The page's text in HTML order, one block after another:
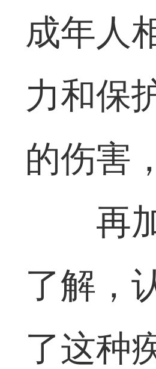
成年人
力和保
的伤害
再
了解，
了这种